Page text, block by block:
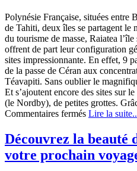
Polynésie Française, situées entre
de Tahiti, deux îles se partagent le
du tourisme de masse, Raiatea
offrent de part leur configuration
sites impressionnante. En effet, 9
de la passe de Céran aux
Téavapiti. Sans oublier le
Et s’ajoutent encore des sites sur
(le Nordby), de petites grottes.
Commentaires ferméssur
Sub
à
Raiatea
Lire la
Découvrez la beauté
votre prochain